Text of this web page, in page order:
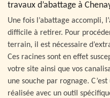
travaux d’abattage à
Une fois l’abattage accompli,
difficile à retirer. Pour
terrain, il est nécessaire
Ces racines sont en effet
votre site ainsi que vos
une souche par rognage.
réalisée avec un outil